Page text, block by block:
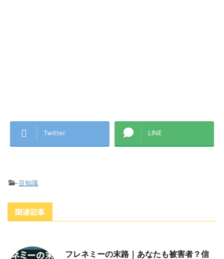
Twitter LINE
-豆知識
関連記事
フレネミーの末路｜あなたも被害者？信